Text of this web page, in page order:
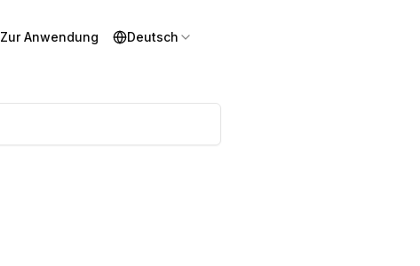
Zur Anwendung Deutsch